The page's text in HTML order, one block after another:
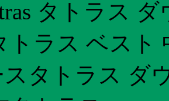
タトラス
トラス ベスト
スタトラス ダ